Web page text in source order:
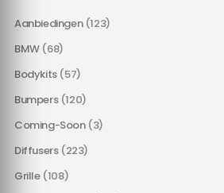
Aanbiedingen (123)
BMW (68)
Bodykits (57)
Bumpers (120)
Coming-Soon (3)
Diffusers (223)
Grille (108)